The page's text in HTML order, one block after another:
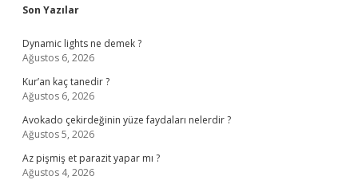
Sidebar
Son Yazılar
Dynamic lights ne demek ?
Ağustos 6, 2026
Kur’an kaç tanedir ?
Ağustos 6, 2026
Avokado çekirdeğinin yüze faydaları nelerdir ?
Ağustos 5, 2026
Az pişmiş et parazit yapar mı ?
Ağustos 4, 2026